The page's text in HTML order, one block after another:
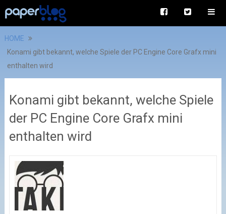
HOME
Konami gibt bekannt, welche Spiele der PC Engine Core Grafx mini
enthalten wird
Konami gibt bekannt, welche Spiele
der PC Engine Core Grafx mini
enthalten wird